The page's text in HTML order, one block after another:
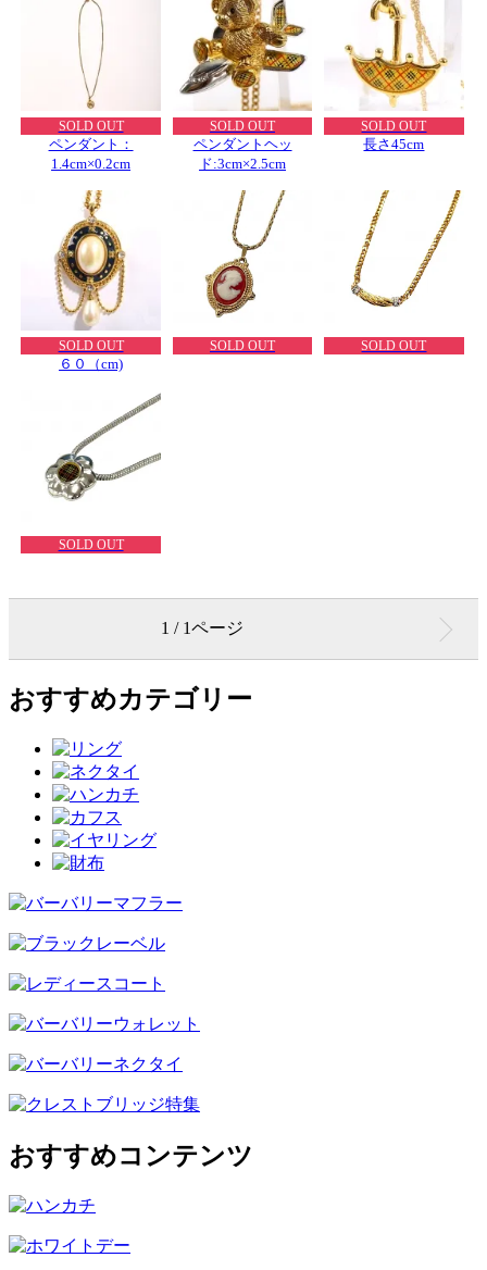
SOLD OUT
ペンダント：
1.4cm×0.2cm
SOLD OUT
ペンダントヘッ
ド:3cm×2.5cm
SOLD OUT
長さ45cm
SOLD OUT
６０（cm)
SOLD OUT SOLD OUT
SOLD OUT
1 / 1ページ
おすすめカテゴリー
おすすめコンテンツ